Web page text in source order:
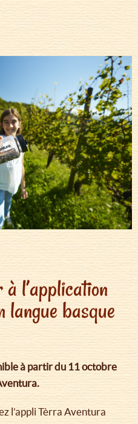
l’application
langue basque
à partir du 11 octobre
l’appli Tèrra Aventura